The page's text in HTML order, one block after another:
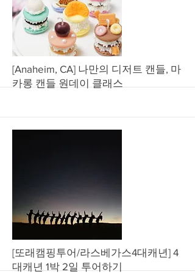
More
[Anaheim, CA] 나만의 디저트 캔들, 마
카롱 캔들 원데이 클래스
More
[또래캠핑투어/라스베가스4대캐년] 4
대캐년 1박 2일 투어하기